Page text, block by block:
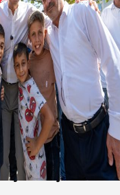
memlekete
/Marmara OSB
Müteşebbis